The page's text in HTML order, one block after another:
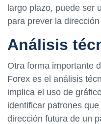
largo plazo, puede ser
para prever la
Análisis
Otra forma importante
Forex es el análisis
implica el uso de
identificar patrones
dirección futura de un